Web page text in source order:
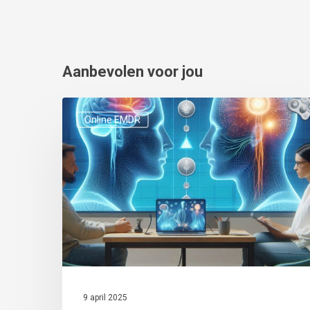
Aanbevolen voor jou
Online EMDR
opkomst
van
online
EMDR
hulpmiddelen:
Een
spelverandering
EMDR9 april 2025